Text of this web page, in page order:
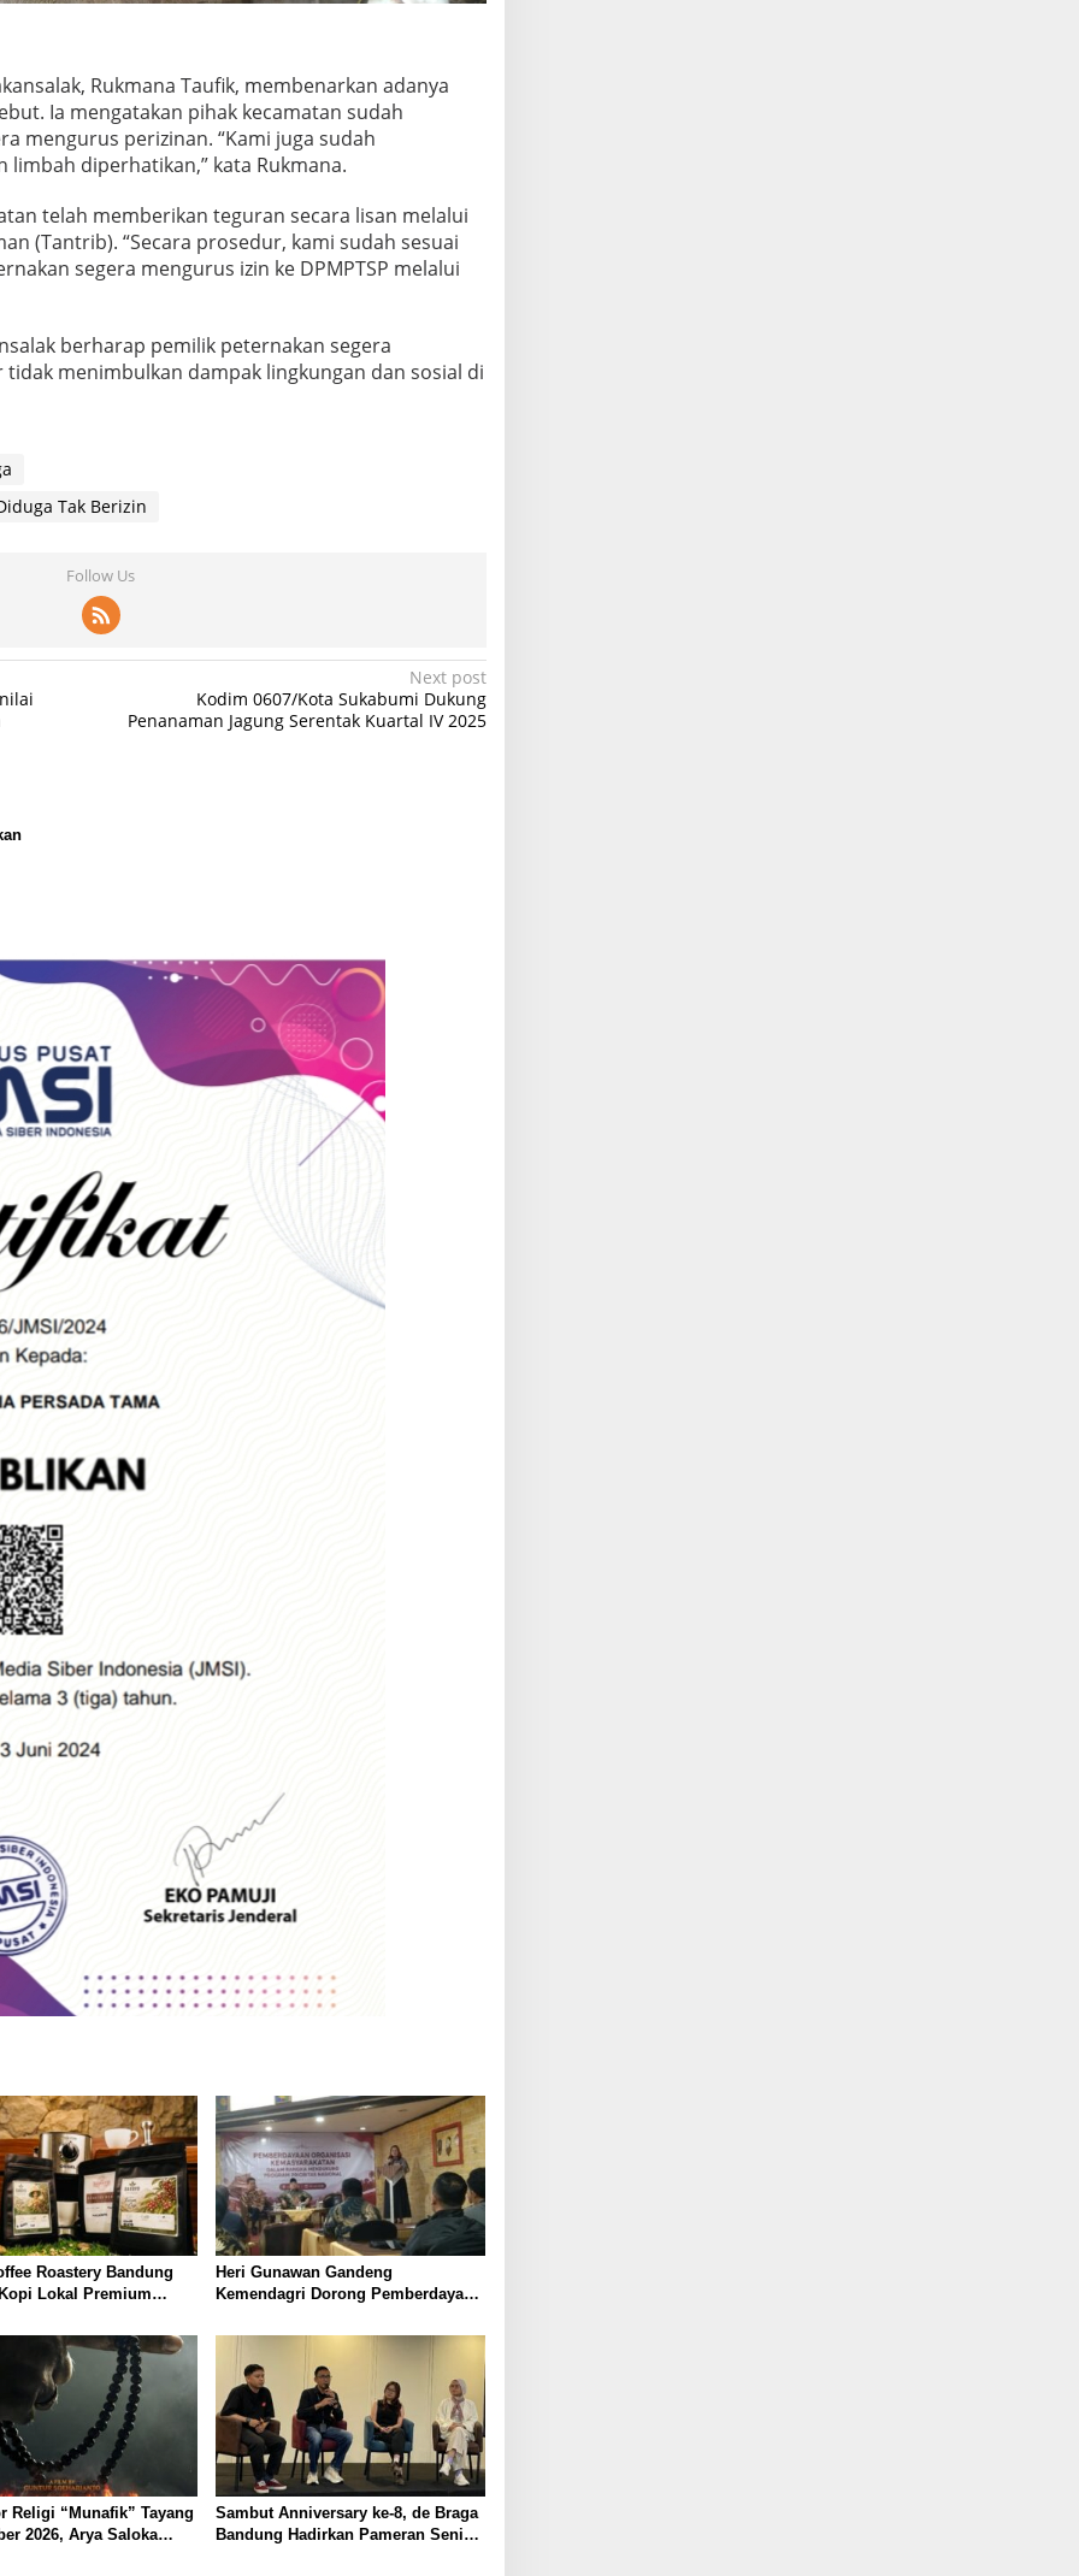
Rukmana Taufik, membenarkan adanya
Ia mengatakan pihak kecamatan sudah
mengurus perizinan. “Kami juga sudah
limbah diperhatikan,” kata Rukmana.
telah memberikan teguran secara lisan melalui
(Tantrib). “Secara prosedur, kami sudah sesuai
segera mengurus izin ke DPMPTSP melalui
berharap pemilik peternakan segera
menimbulkan dampak lingkungan dan sosial di
Tak Berizin
Follow Us
Next post
Kodim 0607/Kota Sukabumi Dukung
Penanaman Jagung Serentak Kuartal IV 2025
Roastery Bandung
Lokal Premium
Heri Gunawan Gandeng
Kemendagri Dorong Pemberdayaan
Religi “Munafik” Tayang
2026, Arya Saloka
Sambut Anniversary ke-8, de Braga
Bandung Hadirkan Pameran Seni